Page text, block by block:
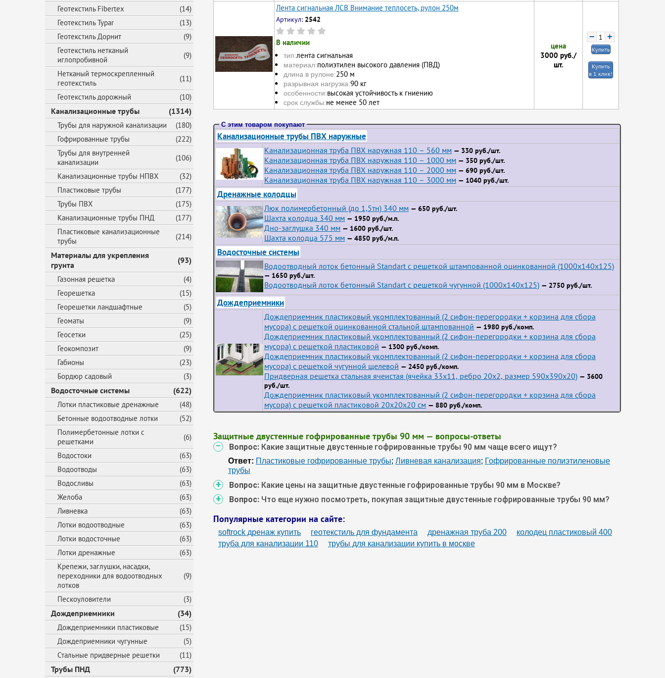
Геотекстиль Fibertex
(14)
Геотекстиль Typar
(13)
Геотекстиль Дорнит
(9)
Геотекстиль нетканый
иглопробивной
(9)
Нетканый термоскрепленный
геотекстиль
(11)
Геотекстиль дорожный
(10)
Канализационные трубы (1314)
Трубы для наружной канализации
(180)
Гофрированные трубы
(222)
Трубы для внутренней
канализации
(106)
Канализационные трубы НПВХ
(32)
Пластиковые трубы
(177)
Трубы ПВХ
(175)
Канализационные трубы ПНД
(177)
Пластиковые канализационные
трубы
(214)
Материалы для укрепления
грунта
(93)
Газонная решетка
(4)
Георешетка
(15)
Георешетки ландшафтные
(5)
Геоматы
(9)
Геосетки
(25)
Геокомпозит
(9)
Габионы
(23)
Бордюр садовый
(3)
Водосточные системы (622)
Лотки пластиковые дренажные
(48)
Бетонные водоотводные лотки
(52)
Полимербетонные лотки с
решетками
(6)
Водостоки
(63)
Водоотводы
(63)
Водосливы
(63)
Желоба
(63)
Ливневка
(63)
Лотки водоотводные
(63)
Лотки водосточные
(63)
Лотки дренажные
(63)
Крепежи, заглушки, насадки,
переходники для водоотводных
лотков
(9)
Пескоуловители (3)
Дождеприемники (34)
Дождеприемники пластиковые
(15)
Дождеприемники чугунные
(5)
Стальные придверные решетки
(11)
Трубы ПНД (773)
Лента сигнальная ЛСВ Внимание теплосеть, рулон 250м
Артикул: 2542
В наличии
тип:лента сигнальная
материал:полиэтилен высокого давления (ПВД)
длина в рулоне:250 м
разрывная нагрузка:90 кг
особенности:высокая устойчивость к гниению
срок службы:не менее 50 лет
цена
3000 руб./
шт.
− +
Купить
Купить
в 1 клик!
С этим товаром покупают
Канализационные трубы ПВХ наружные
Канализационная труба ПВХ наружная 110 – 560 мм — 330 руб./шт.
Канализационная труба ПВХ наружная 110 – 1000 мм — 350 руб./шт.
Канализационная труба ПВХ наружная 110 – 2000 мм — 690 руб./шт.
Канализационная труба ПВХ наружная 110 – 3000 мм — 1040 руб./шт.
Дренажные колодцы
Люк полимербетонный (до 1,5тн) 340 мм — 650 руб./шт.
Шахта колодца 340 мм — 1950 руб./м.п.
Дно-заглушка 340 мм — 1600 руб./шт.
Шахта колодца 575 мм — 4850 руб./м.п.
Водосточные системы
Водоотводный лоток бетонный Standart с решеткой штампованной оцинкованной (1000x140x125)
— 1650 руб./шт.
Водоотводный лоток бетонный Standart с решеткой чугунной (1000x140x125) — 2750 руб./шт.
Дождеприемники
Дождеприемник пластиковый укомплектованный (2 сифон-перегородки + корзина для сбора
мусора) с решеткой оцинкованной стальной штампованной — 1980 руб./комп.
Дождеприемник пластиковый укомплектованный (2 сифон-перегородки + корзина для сбора
мусора) с решеткой пластиковой — 1300 руб./комп.
Дождеприемник пластиковый укомплектованный (2 сифон-перегородки + корзина для сбора
мусора) с решеткой чугунной щелевой — 2450 руб./комп.
Придверная решетка стальная ячеистая (ячейка 33x11, ребро 20x2, размер 590x390x20) — 3600
руб./шт.
Дождеприемник пластиковый укомплектованный (2 сифон-перегородки + корзина для сбора
мусора) с решеткой пластиковой 20х20х20 см — 880 руб./комп.
Защитные двустенные гофрированные трубы 90 мм — вопросы-ответы
Вопрос: Какие защитные двустенные гофрированные трубы 90 мм чаще всего ищут?
Ответ: Пластиковые гофрированные трубы; Ливневая канализация; Гофрированные полиэтиленовые
трубы
Вопрос: Какие цены на защитные двустенные гофрированные трубы 90 мм в Москве?
Вопрос: Что еще нужно посмотреть, покупая защитные двустенные гофрированные трубы 90 мм?
Популярные категории на сайте:
softrock дренаж купить геотекстиль для фундамента дренажная труба 200
колодец пластиковый 400
труба для канализации 110
трубы для канализации купить в москве